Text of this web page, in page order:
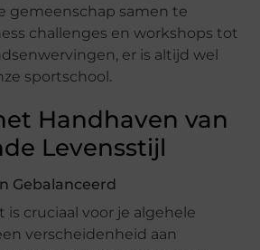
gemeenschap samen te
challenges en workshops tot
er is altijd wel
sportschool.
Handhaven van
Levensstijl
Gebalanceerd
is cruciaal voor je algehele
verscheidenheid aan